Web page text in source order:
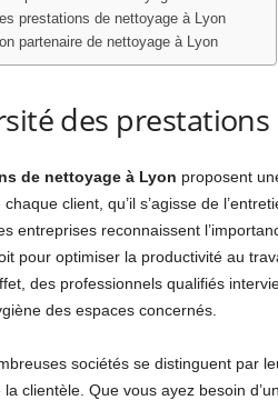
prestations de nettoyage à Lyon
partenaire de nettoyage à Lyon
des
de nettoyage à Lyon proposent
client, qu’il s’agisse de
entreprises reconnaissent
pour optimiser la productivité au
des professionnels qualifiés
des espaces concernés.
sociétés se distinguent par
clientèle. Que vous ayez besoin d’un